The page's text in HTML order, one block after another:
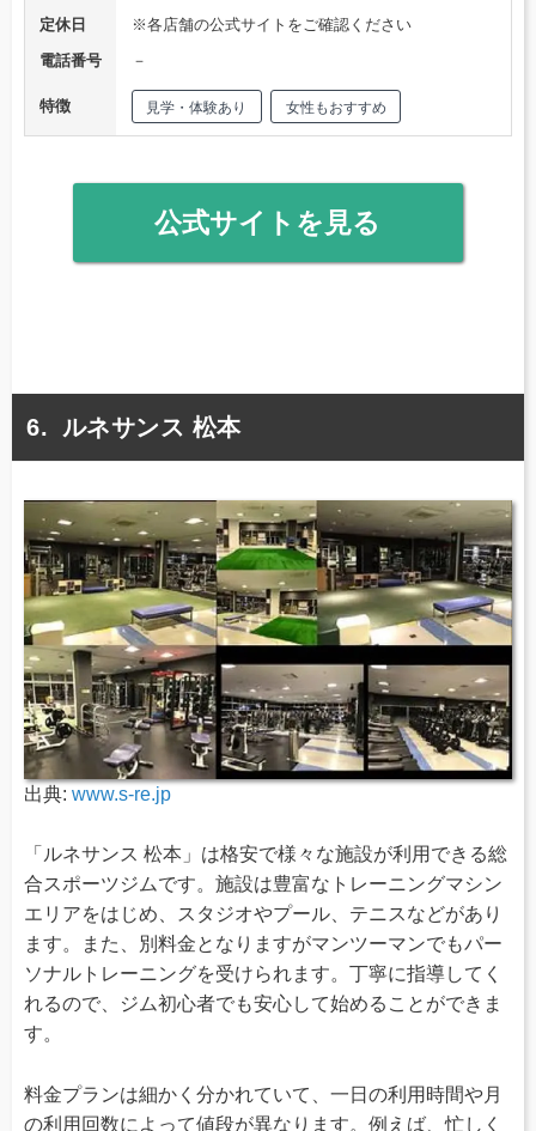
定休日
※各店舗の公式サイトをご確認ください
電話番号
－
特徴 見学・体験あり 女性もおすすめ
公式サイトを見る
ルネサンス 松本
出典: www.s-re.jp
「ルネサンス 松本」は格安で様々な施設が利用できる総
合スポーツジムです。施設は豊富なトレーニングマシン
エリアをはじめ、スタジオやプール、テニスなどがあり
ます。また、別料金となりますがマンツーマンでもパー
ソナルトレーニングを受けられます。丁寧に指導してく
れるので、ジム初心者でも安心して始めることができま
す。
料金プランは細かく分かれていて、一日の利用時間や月
の利用回数によって値段が異なります。例えば、忙しく